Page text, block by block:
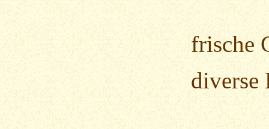
frische
diverse